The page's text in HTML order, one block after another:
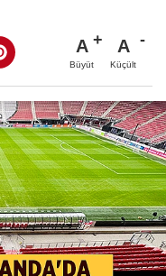
A
Büyüt
A
Küçült